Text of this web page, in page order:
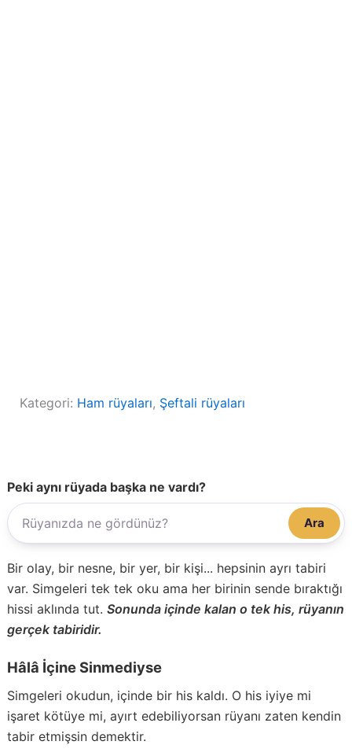
Kategori: Ham rüyaları, Şeftali rüyaları
Peki aynı rüyada başka ne vardı?
Ara
Bir olay, bir nesne, bir yer, bir kişi... hepsinin ayrı tabiri
var. Simgeleri tek tek oku ama her birinin sende bıraktığı
hissi aklında tut. Sonunda içinde kalan o tek his, rüyanın
gerçek tabiridir.
Hâlâ İçine Sinmediyse
Simgeleri okudun, içinde bir his kaldı. O his iyiye mi
işaret kötüye mi, ayırt edebiliyorsan rüyanı zaten kendin
tabir etmişsin demektir.